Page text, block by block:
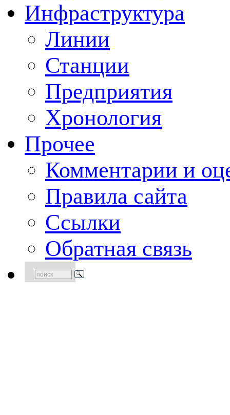
Инфраструктура
Линии
Станции
Предприятия
Хронология
Прочее
Комментарии и
Правила сайта
Ссылки
Обратная связь